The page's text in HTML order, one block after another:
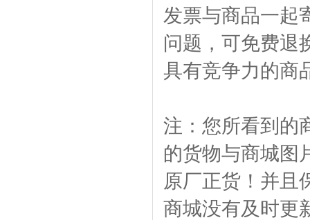
发票与商品一起
问题，可免费退
具有竞争力的商
注：您所看到的
的货物与商城图
原厂正货！并且
商城没有及时更